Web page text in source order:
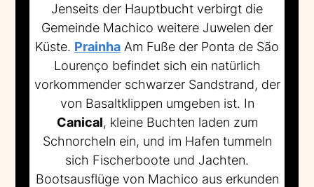
Jenseits der Hauptbucht verbirgt die
Gemeinde Machico weitere Juwelen der
Küste. Prainha Am Fuße der Ponta de São
Lourenço befindet sich ein natürlich
vorkommender schwarzer Sandstrand, der
von Basaltklippen umgeben ist. In
Canical, kleine Buchten laden zum
Schnorcheln ein, und im Hafen tummeln
sich Fischerboote und Jachten.
Bootsausflüge von Machico aus erkunden